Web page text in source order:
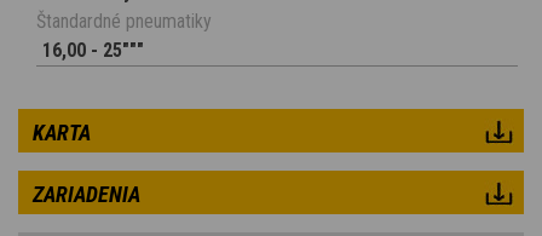
Štandardné pneumatiky
16,00 - 25"""
KARTA
ZARIADENIA